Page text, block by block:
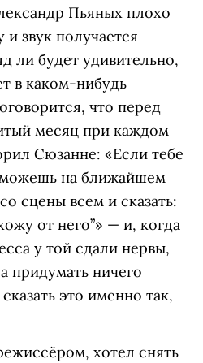
Пьяных плохо
и звук получается
ли будет удивительно,
в каком-нибудь
что перед
месяц при каждом
Сюзанне: «Если тебе
можешь на ближайшем
сцены всем и сказать:
от него”» — и, когда
у той сдали нервы,
придумать ничего
это именно так,
хотел снять